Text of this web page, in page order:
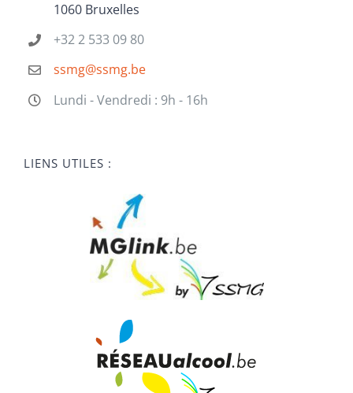
1060 Bruxelles
+32 2 533 09 80
ssmg@ssmg.be
Lundi - Vendredi : 9h - 16h
LIENS UTILES :